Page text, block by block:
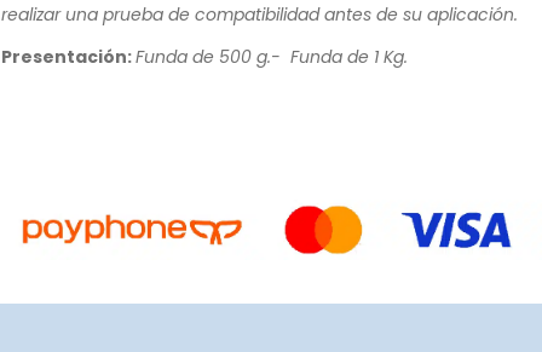
realizar una prueba de compatibilidad antes de su aplicación.
Presentación:Funda de 500 g.- Funda de 1 Kg.